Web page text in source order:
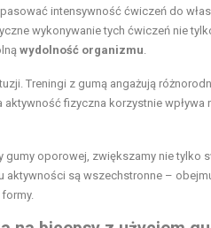
intensywność ćwiczeń do
wykonywanie tych ćwiczeń nie
wydolność organizmu.
Treningi z gumą angażują
fizyczna korzystnie wpływa
gumy oporowej, zwiększamy nie tylko
aktywności są wszechstronne –